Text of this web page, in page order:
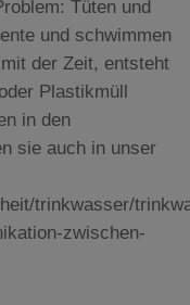
Tüten und
und schwimmen
der Zeit, entsteht
Plastikmüll
in den
sie auch in unser
trinkwasser/
zwischen-